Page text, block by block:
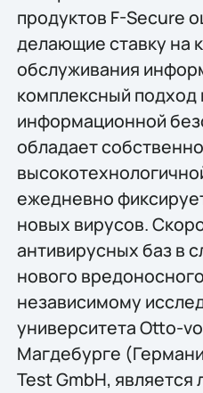
продуктов F-Secure
делающие ставку на
обслуживания
комплексный
информационной
обладает
ежедневно
новых вирусов.
антивирусных баз в
нового
независимому
университета Otto-
Магдебурге
Test GmbH,